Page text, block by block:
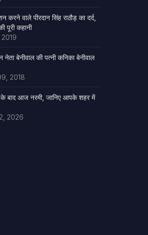
करने वाले पीरदान सिंह राठौड़ का दर्द,
कहानी
बेनीवाल की पत्नी कनिका बेनीवाल
2018
के बाद आज नरमी, जानिए आपके शहर में
2026